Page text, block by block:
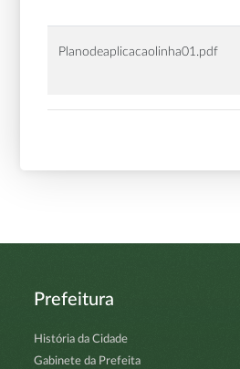
Planodeaplicacaolinha01.pdf
Prefeitura
História da Cidade
Gabinete da Prefeita